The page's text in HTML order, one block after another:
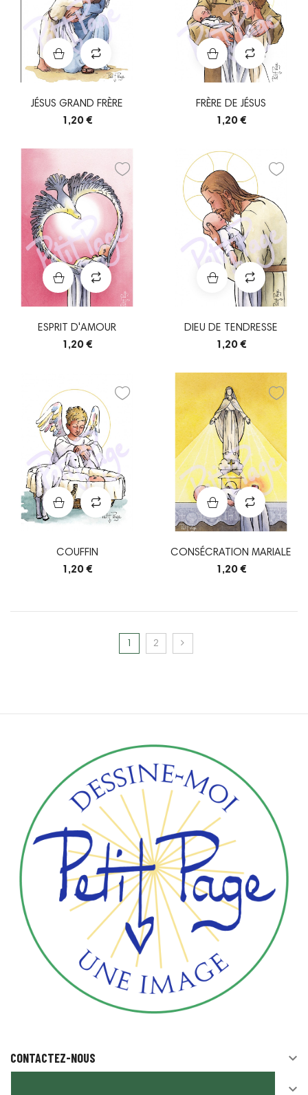
JÉSUS GRAND FRÈRE
1,20 €
FRÈRE DE JÉSUS
1,20 €
ESPRIT D'AMOUR
1,20 €
DIEU DE TENDRESSE
1,20 €
COUFFIN
1,20 €
CONSÉCRATION MARIALE
1,20 €
1 2
CONTACTEZ-NOUS 
